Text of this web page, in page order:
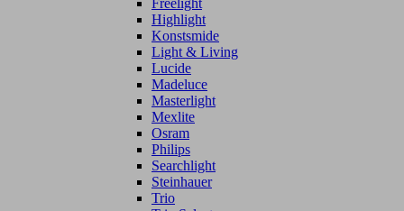
Freelight
Highlight
Konstsmide
Light & Living
Lucide
Madeluce
Masterlight
Mexlite
Osram
Philips
Searchlight
Steinhauer
Trio